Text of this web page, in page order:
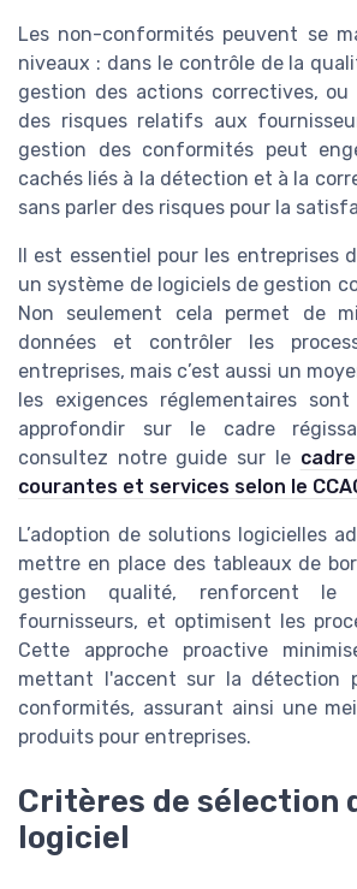
Les non-conformités peuvent se
niveaux : dans le contrôle de la
gestion des actions correctives,
des risques relatifs aux
gestion des conformités peut
cachés liés à la détection et à la
sans parler des risques pour la
Il est essentiel pour les entreprises
un système de logiciels de gestion
Non seulement cela permet de
données et contrôler les
entreprises, mais c’est aussi un
les exigences réglementaires sont
approfondir sur le cadre
consultez notre guide sur le
courantes et services selon le
L’adoption de solutions logicielles
mettre en place des tableaux de
gestion qualité, renforcent le
fournisseurs, et optimisent les
Cette approche proactive
mettant l'accent sur la détection
conformités, assurant ainsi une
produits pour entreprises.
Critères de sélection
logiciel